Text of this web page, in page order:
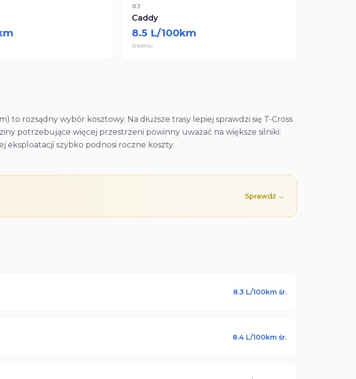
#3
Caddy
8.5L/100km
średnio
to rozsądny wybór kosztowy. Na dłuższe trasy lepiej sprawdzi się T-Cross
potrzebujące więcej przestrzeni powinny uważać na większe silniki:
eksploatacji szybko podnosi roczne koszty.
Sprawdź →
8.3 L/100km śr.
8.4 L/100km śr.